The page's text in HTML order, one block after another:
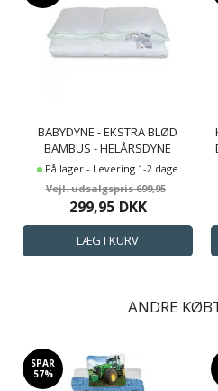
BABYDYNE - EKSTRA BLØD
BAMBUS - HELÅRSDYNE
DUNFIBER - 70X100 CM - BORG
På lager - Levering 1-2 dage
699,95
299,95 DKK
ANDRE
SPAR
57%